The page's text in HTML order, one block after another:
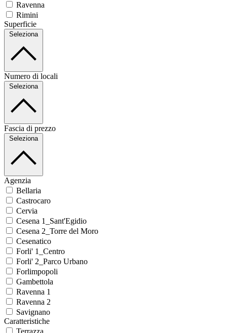
Ravenna
Rimini
Superficie
Seleziona
Numero di locali
Seleziona
Fascia di prezzo
Seleziona
Agenzia
Bellaria
Castrocaro
Cervia
Cesena 1_Sant'Egidio
Cesena 2_Torre del Moro
Cesenatico
Forli' 1_Centro
Forli' 2_Parco Urbano
Forlimpopoli
Gambettola
Ravenna 1
Ravenna 2
Savignano
Caratteristiche